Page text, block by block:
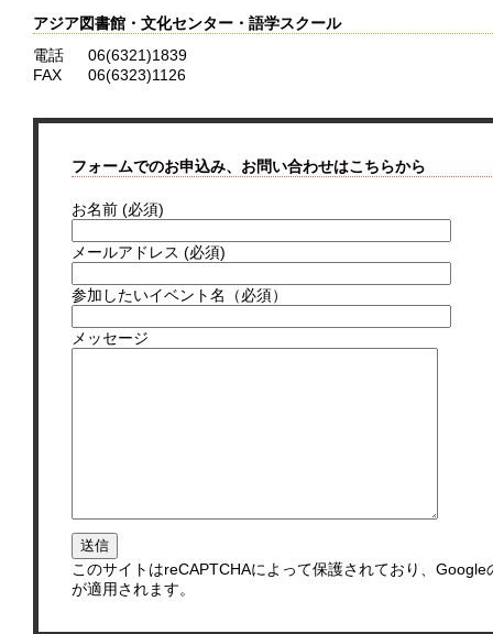
アジア図書館・文化センター・語学スクール
電話
06(6321)1839
FAX
06(6323)1126
フォームでのお申込み、お問い合わせはこちらから
お名前 (必須)
メールアドレス (必須)
参加したいイベント名（必須）
メッセージ
このサイトはreCAPTCHAによって保護されており、Google
が適用されます。